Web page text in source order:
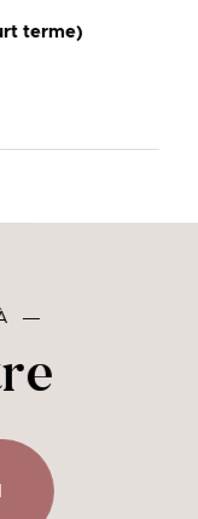
terme)
―